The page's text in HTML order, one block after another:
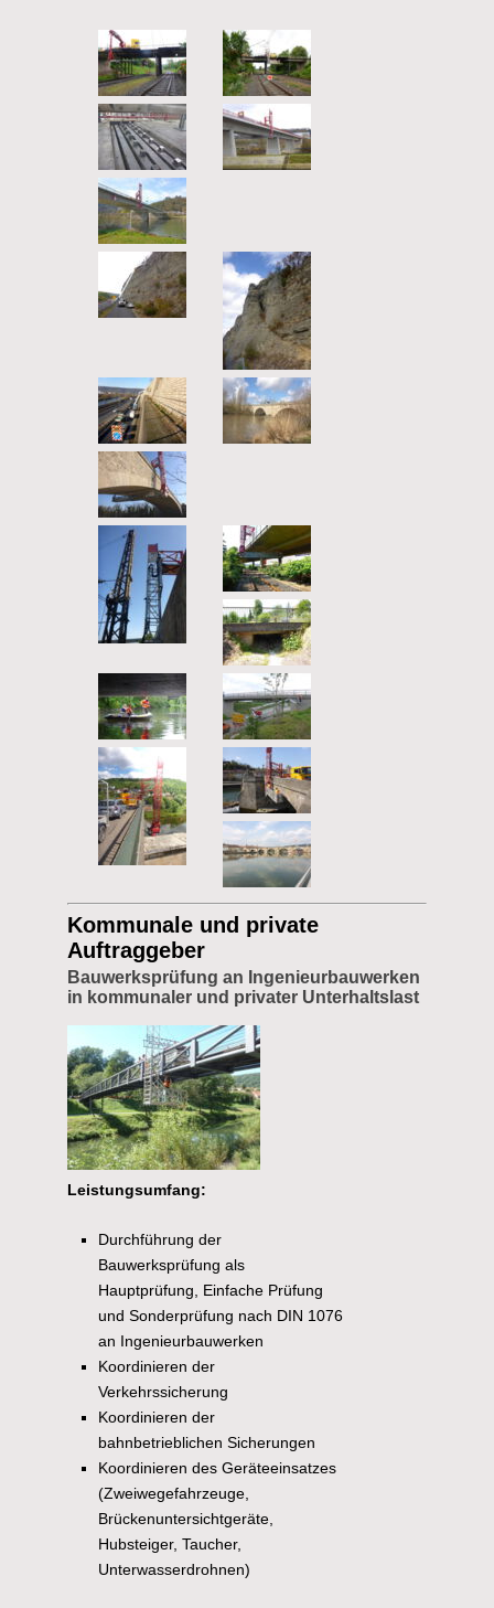
Kommunale und private
Auftraggeber
Bauwerksprüfung an Ingenieurbauwerken
in kommunaler und privater Unterhaltslast
Leistungsumfang:
Durchführung der
Bauwerksprüfung als
Hauptprüfung, Einfache Prüfung
und Sonderprüfung nach DIN 1076
an Ingenieurbauwerken
Koordinieren der
Verkehrssicherung
Koordinieren der
bahnbetrieblichen Sicherungen
Koordinieren des Geräteeinsatzes
(Zweiwegefahrzeuge,
Brückenuntersichtgeräte,
Hubsteiger, Taucher,
Unterwasserdrohnen)